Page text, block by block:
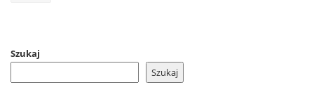
Szukaj
Szukaj